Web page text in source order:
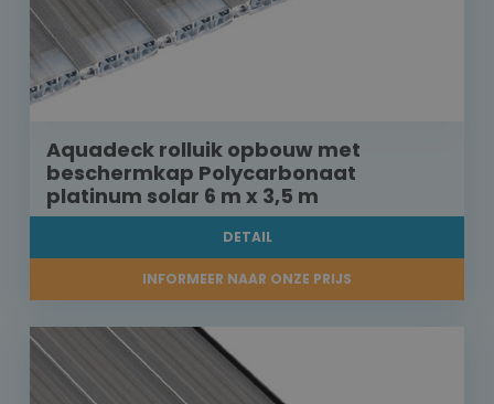
Aquadeck rolluik opbouw met
beschermkap Polycarbonaat
platinum solar 6 m x 3,5 m
DETAIL
INFORMEER NAAR ONZE PRIJS